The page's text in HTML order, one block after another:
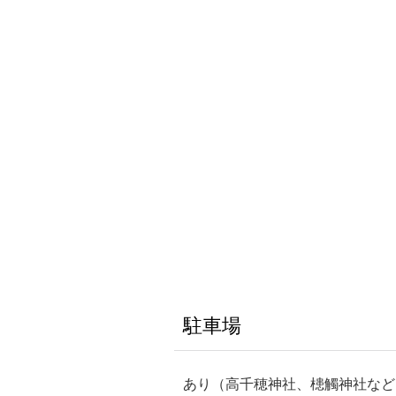
駐車場
あり（高千穂神社、槵觸神社な